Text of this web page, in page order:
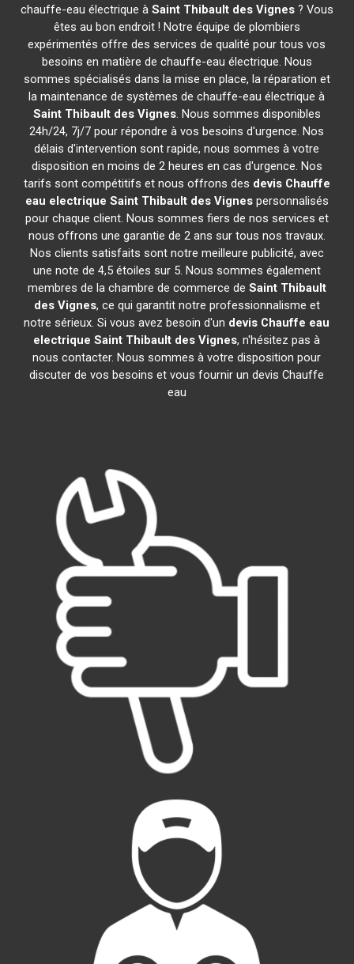
chauffe-eau électrique à Saint Thibault des Vignes? Vous
êtes au bon endroit ! Notre équipe de plombiers
expérimentés offre des services de qualité pour tous vos
besoins en matière de chauffe-eau électrique. Nous
sommes spécialisés dans la mise en place, la réparation et
la maintenance de systèmes de chauffe-eau électrique à
Saint Thibault des Vignes. Nous sommes disponibles
24h/24, 7j/7 pour répondre à vos besoins d'urgence. Nos
délais d'intervention sont rapide, nous sommes à votre
disposition en moins de 2 heures en cas d'urgence. Nos
tarifs sont compétitifs et nous offrons des devis Chauffe
eau electrique Saint Thibault des Vignespersonnalisés
pour chaque client. Nous sommes fiers de nos services et
nous offrons une garantie de 2 ans sur tous nos travaux.
Nos clients satisfaits sont notre meilleure publicité, avec
une note de 4,5 étoiles sur 5. Nous sommes également
membres de la chambre de commerce de Saint Thibault
des Vignes, ce qui garantit notre professionnalisme et
notre sérieux. Si vous avez besoin d'un devis Chauffe eau
electrique Saint Thibault des Vignes, n'hésitez pas à
nous contacter. Nous sommes à votre disposition pour
discuter de vos besoins et vous fournir un devis Chauffe
eau